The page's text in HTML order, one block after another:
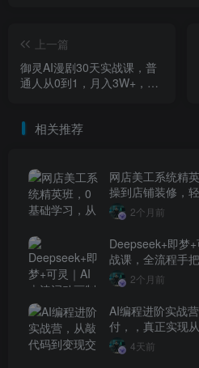
上一篇
御灵AI漫剧30天实战课，普
通人从0到1，月入3W+，别
相关推荐
网店美工系统精
操到店铺装修，
2个月前
Deepseek+即梦
战课，全流程手
2个月前
AI编程进阶实战
付，，真正实现
盈利”的跨越
4天前